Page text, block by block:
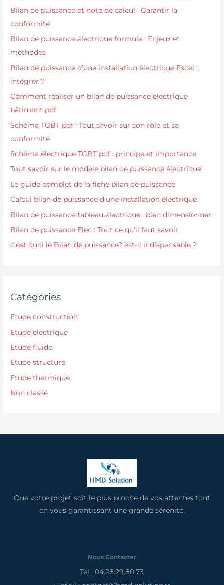
Bilan de puissance et note de calcul : Garantir la
conformité
Bilan de puissance électrique formule : Enjeux et
méthodes
Bilan de puissance d’une installation électrique Excel :
intégrer ?
Comment réaliser un bilan de puissance électrique
bâtiment pdf
Schéma TGBT pdf : Tout savoir sur son rôle et sa
conformité
Schéma électrique TGBT pdf : principe et importance
Tout savoir sur le modèle bilan de puissance électrique
Le guide complet de la fiche bilan de puissance
Calcul bilan de puissance d’une installation électrique
Bilan de puissance tableau électrique : bien dimensionner
Bilan de puissance Elec : Tout ce qu’il faut savoir
c’est quoi le Bilan de puissance? est-il indispensable ?
Catégories
Etude construction
Etude électrique
Etude fluide
Etude structure
Etude thermique
Non classé
Que votre projet soit le plus proche de vos attentes tout
en vous garantissant une grande sérénité.
Nous Contacter
Tel : 04.28.29.80.73